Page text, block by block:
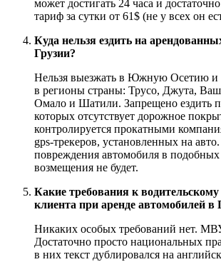
может достигать 24 часа и
тариф за сутки от 61$ (не у всех он
Куда нельзя ездить на
Грузии?
Нельзя выезжать в Южную Осетию и
в регионы страны: Трусо, Джута,
Омало и Шатили. Запрещено ездить
которых отсутствует дорожное
контролируется прокатными
gps-трекеров, установленных на
повреждения автомобиля в подобных
возмещения не будет.
Какие требования к
клиента при аренде автомобилей в
Никаких особых требований нет.
Достаточно просто национальных
в них текст дублировался на